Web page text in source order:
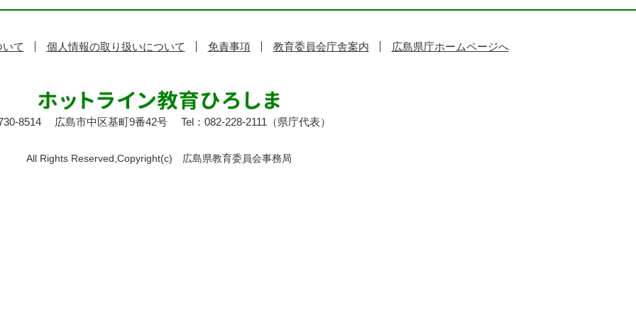
て 個人情報の取り扱いについて 免責事項 教育委員会庁舎案内 広島県庁ホームページへ
8514 広島市中区基町9番42号 Tel：082-228-2111（県庁代表）
All Rights Reserved,Copyright(c) 広島県教育委員会事務局